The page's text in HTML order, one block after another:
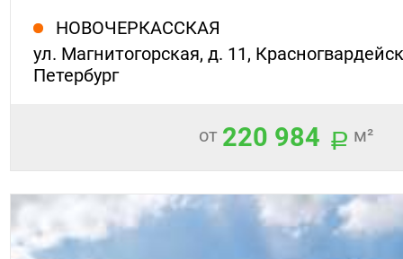
НОВОЧЕРКАССКАЯ
ул. Магнитогорская, д. 11,
Петербург
от 220 984 м²